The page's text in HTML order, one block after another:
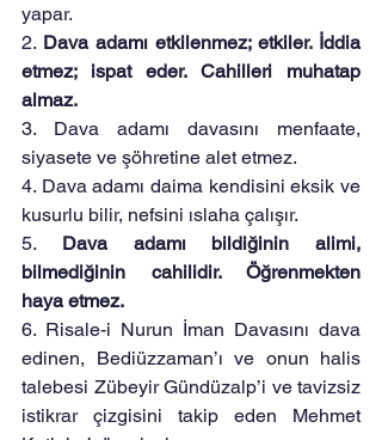
yapar.
2. Dava adamı etkilenmez; etkiler. İddia
etmez; ispat eder. Cahilleri muhatap
almaz.
3. Dava adamı davasını menfaate,
siyasete ve şöhretine alet etmez.
4. Dava adamı daima kendisini eksik ve
kusurlu bilir, nefsini ıslaha çalışır.
5. Dava adamı bildiğinin alimi,
bilmediğinin cahilidir. Öğrenmekten
haya etmez.
6. Risale-i Nurun İman Davasını dava
edinen, Bediüzzaman’ı ve onun halis
talebesi Zübeyir Gündüzalp’i ve tavizsiz
istikrar çizgisini takip eden Mehmet